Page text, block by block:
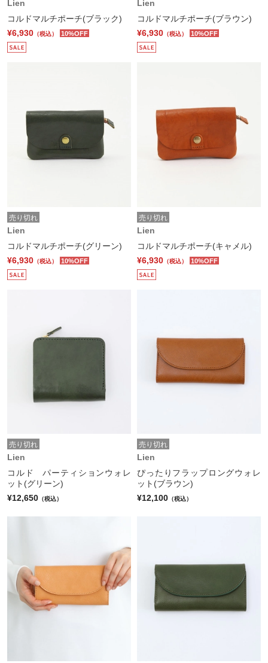
Lien
コルドマルチポーチ(ブラック)
¥6,930 （税込） 10%OFF
Lien
コルドマルチポーチ(ブラウン)
¥6,930 （税込） 10%OFF
売り切れ
Lien
コルドマルチポーチ(グリーン)
¥6,930 （税込） 10%OFF
売り切れ
Lien
コルドマルチポーチ(キャメル)
¥6,930 （税込） 10%OFF
売り切れ
Lien
コルド パーティションウォレ
ット(グリーン)
¥12,650 （税込）
売り切れ
Lien
ぴったりフラップロングウォレ
ット(ブラウン)
¥12,100 （税込）